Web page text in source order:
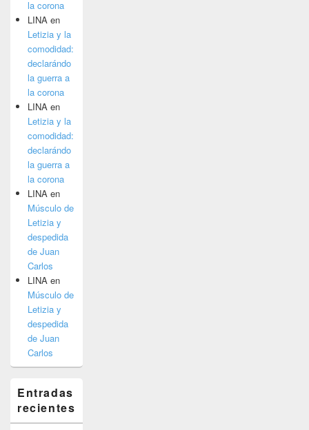
la corona
LINA en
Letizia y la
comodidad:
declarándo
la guerra a
la corona
LINA en
Letizia y la
comodidad:
declarándo
la guerra a
la corona
LINA en
Músculo de
Letizia y
despedida
de Juan
Carlos
LINA en
Músculo de
Letizia y
despedida
de Juan
Carlos
Entradas
recientes